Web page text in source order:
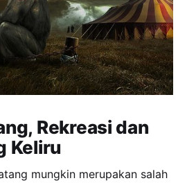
Rekreasi dan
Keliru
mungkin merupakan salah